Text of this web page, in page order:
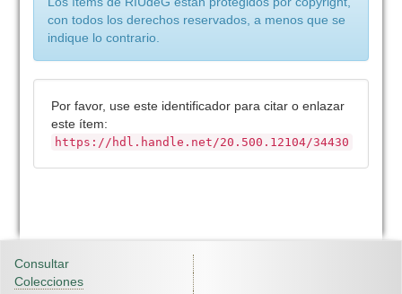
con todos los derechos reservados, a menos que se
indique lo contrario.
Por favor, use este identificador para citar o enlazar
este ítem:
https://hdl.handle.net/20.500.12104/34430
Consultar
Colecciones